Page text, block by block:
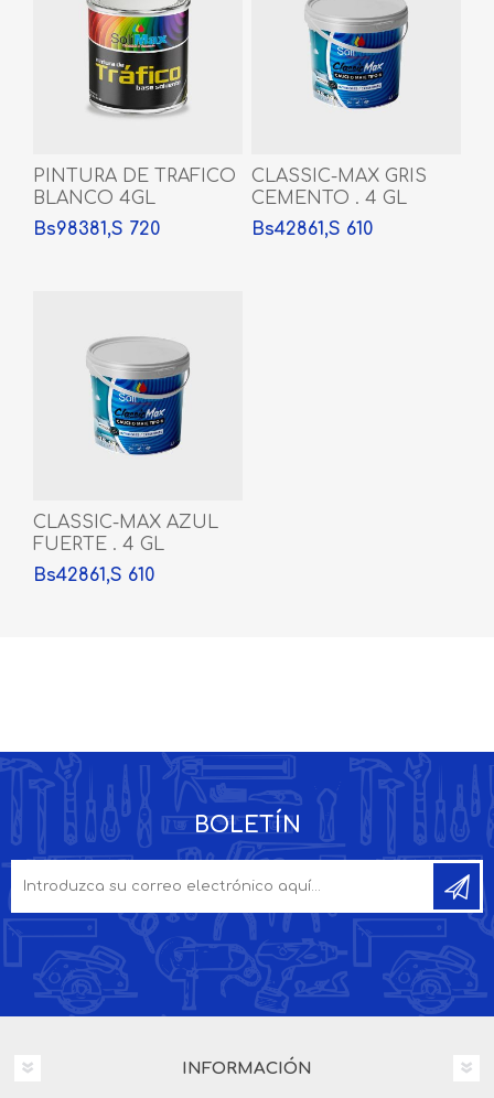
PINTURA DE TRAFICO
BLANCO 4GL
Bs98381,S 720
CLASSIC-MAX GRIS
CEMENTO . 4 GL
Bs42861,S 610
CLASSIC-MAX AZUL
FUERTE . 4 GL
Bs42861,S 610
BOLETÍN
INFORMACIÓN